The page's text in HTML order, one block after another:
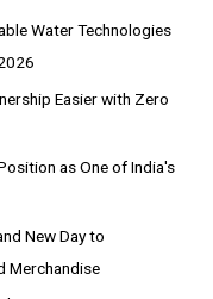
Water Technologies
Easier with Zero
as One of India's
New Day to
Merchandise